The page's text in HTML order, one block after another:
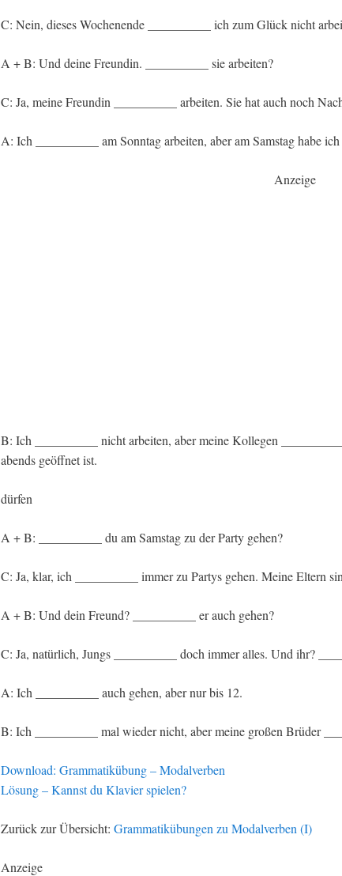
C: Nein, dieses Wochenende __________ ich zum Glück nicht
A + B: Und deine Freundin. __________ sie arbeiten?
C: Ja, meine Freundin __________ arbeiten. Sie hat auch noch
A: Ich __________ am Sonntag arbeiten, aber am Samstag habe
Anzeige
B: Ich __________ nicht arbeiten, aber meine Kollegen
abends geöffnet ist.
dürfen
A + B: __________ du am Samstag zu der Party gehen?
C: Ja, klar, ich __________ immer zu Partys gehen. Meine Eltern
A + B: Und dein Freund? __________ er auch gehen?
C: Ja, natürlich, Jungs __________ doch immer alles. Und ihr?
A: Ich __________ auch gehen, aber nur bis 12.
B: Ich __________ mal wieder nicht, aber meine großen Brüder
Download: Grammatikübung – Modalverben
Lösung – Kannst du Klavier spielen?
Zurück zur Übersicht: Grammatikübungen zu Modalverben (I)
Anzeige